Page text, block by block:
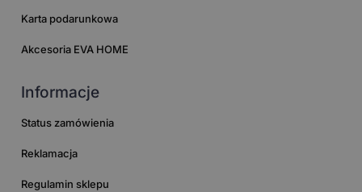
Karta podarunkowa
Akcesoria EVA HOME
Informacje
Status zamówienia
Reklamacja
Regulamin sklepu